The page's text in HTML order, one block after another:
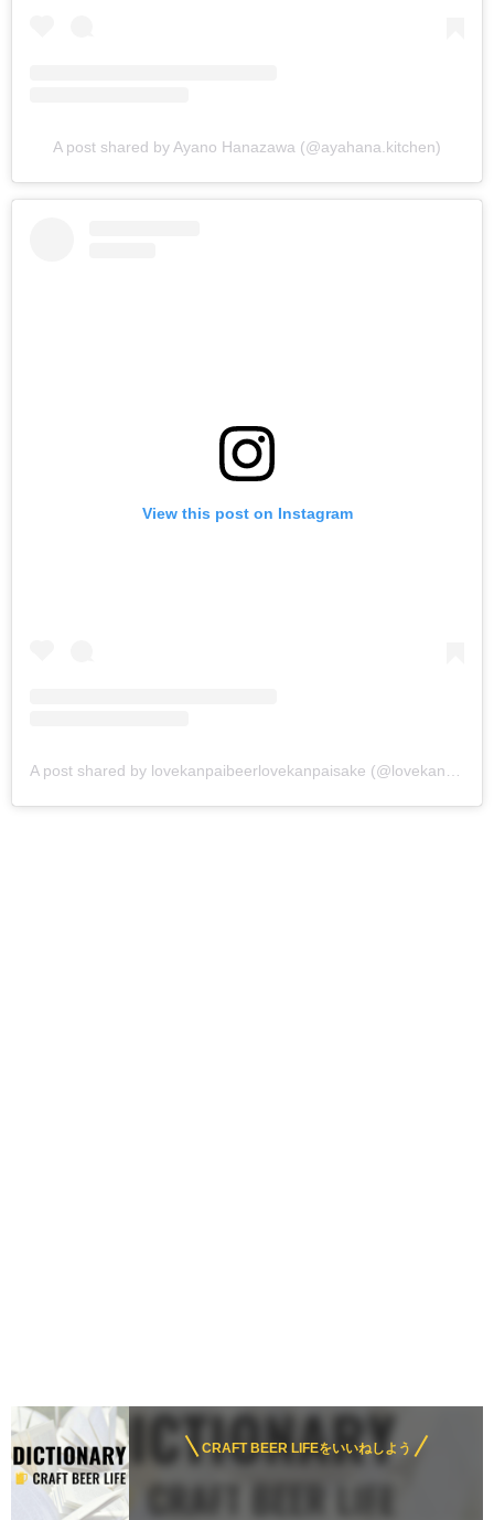
A post shared by Ayano Hanazawa (@ayahana.kitchen)
View this post on Instagram
A post shared by lovekanpaibeerlovekanpaisake (@lovekanpaibeerlovekanpaisake)
CRAFT BEER LIFEをいいねしよう